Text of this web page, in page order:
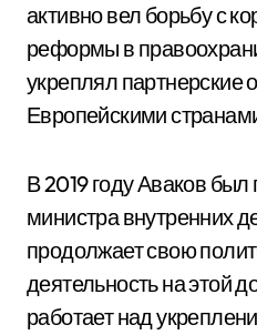
активно вел борьбу с
реформы в
укреплял партнерские
Европейскими
В 2019 году Аваков был
министра внутренних
продолжает свою
деятельность на этой
работает над